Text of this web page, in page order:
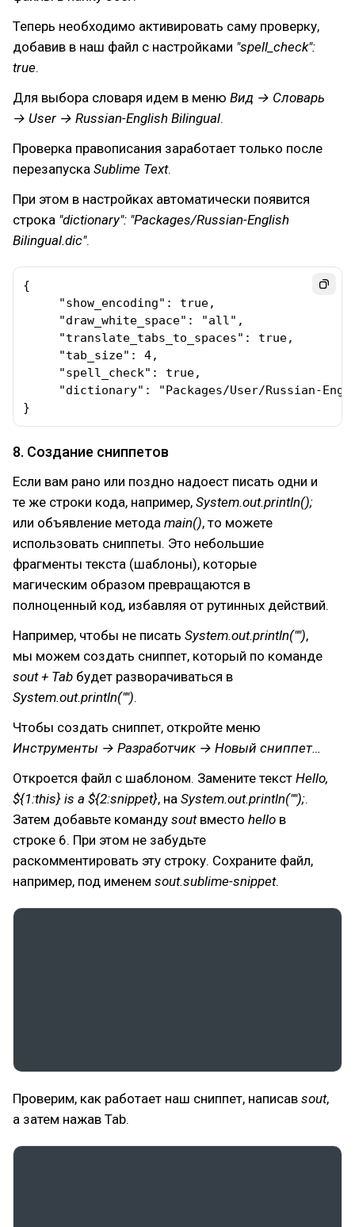
Теперь необходимо активировать саму проверку,
добавив в наш файл с настройками "spell_check":
true.
Для выбора словаря идем в меню Вид → Словарь
→ User → Russian-English Bilingual.
Проверка правописания заработает только после
перезапуска Sublime Text.
При этом в настройках автоматически появится
строка "dictionary": "Packages/Russian-English
Bilingual.dic".
{
     "show_encoding": true,
     "draw_white_space": "all",
     "translate_tabs_to_spaces": true,
     "tab_size": 4,
     "spell_check": true,
"dictionary": "Packages/User/Russian-
}
8. Создание сниппетов
Если вам рано или поздно надоест писать одни и
те же строки кода, например, System.out.println();
или объявление метода main(), то можете
использовать сниппеты. Это небольшие
фрагменты текста (шаблоны), которые
магическим образом превращаются в
полноценный код, избавляя от рутинных действий.
Например, чтобы не писать System.out.println(""),
мы можем создать сниппет, который по команде
sout + Tab будет разворачиваться в
System.out.println("").
Чтобы создать сниппет, откройте меню
Инструменты → Разработчик → Новый сниппет…
Откроется файл с шаблоном. Замените текст Hello,
${1:this} is a ${2:snippet}, на System.out.println("");.
Затем добавьте команду sout вместо hello в
строке 6. При этом не забудьте
раскомментировать эту строку. Сохраните файл,
например, под именем sout.sublime-snippet.
Проверим, как работает наш сниппет, написав sout,
а затем нажав Tab.